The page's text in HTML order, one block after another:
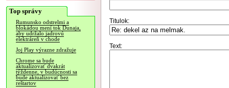
Top správy
Rumunsko odstrelmi a
blokádou mení tok Dunaja,
aby udržalo jadrovú
elektráreň v chode
Joj Play výrazne zdražuje
Chrome sa bude
aktualizovať dvakrát
týždenne, v budúcnosti sa
bude aktualizovať bez
reštartov
Titulok:
Text: